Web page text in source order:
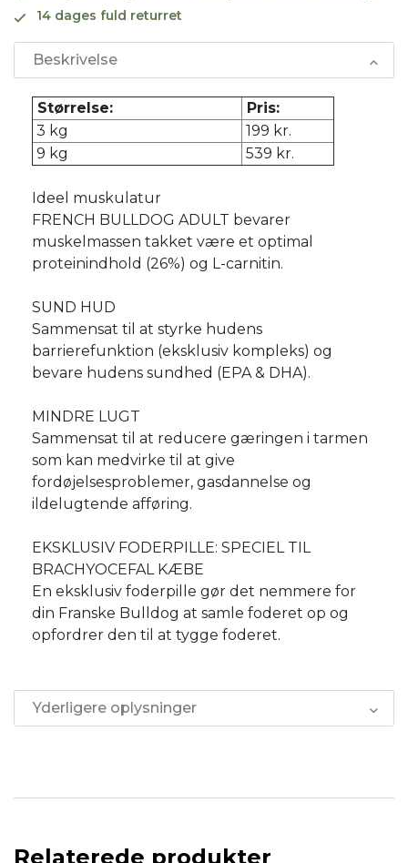
14 dages fuld returret
Beskrivelse
Størrelse:
Pris:
3 kg
199 kr.
9 kg
539 kr.
Ideel muskulatur
FRENCH BULLDOG ADULT bevarer
muskelmassen takket være et optimal
proteinindhold (26%) og L-carnitin.
SUND HUD
Sammensat til at styrke hudens
barrierefunktion (eksklusiv kompleks) og
bevare hudens sundhed (EPA & DHA).
MINDRE LUGT
Sammensat til at reducere gæringen i tarmen
som kan medvirke til at give
fordøjelsesproblemer, gasdannelse og
ildelugtende afføring.
EKSKLUSIV FODERPILLE: SPECIEL TIL
BRACHYOCEFAL KÆBE
En eksklusiv foderpille gør det nemmere for
din Franske Bulldog at samle foderet op og
opfordrer den til at tygge foderet.
Yderligere oplysninger
Relaterede produkter